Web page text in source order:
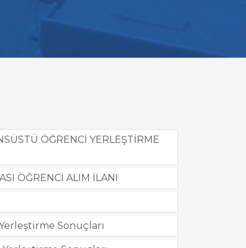
ÖĞRENCİ YERLEŞTİRME
ÖĞRENCİ ALIM İLANI
Sonuçları